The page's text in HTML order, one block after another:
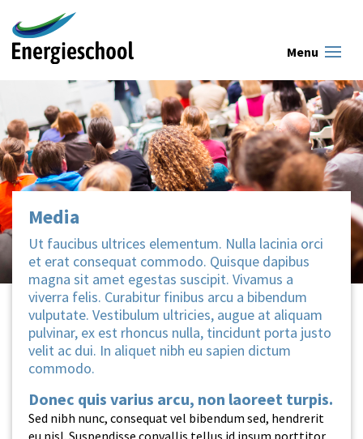
Media
Ut faucibus ultrices elementum. Nulla lacinia orci
et erat consequat commodo. Quisque dapibus
magna sit amet egestas suscipit. Vivamus a
viverra felis. Curabitur finibus arcu a bibendum
vulputate. Vestibulum ultricies, augue at aliquam
pulvinar, ex est rhoncus nulla, tincidunt porta justo
velit ac dui. In aliquet nibh eu sapien dictum
commodo.
Donec quis varius arcu, non laoreet turpis.
Sed nibh nunc, consequat vel bibendum sed, hendrerit
eu nisl. Suspendisse convallis tellus id ipsum porttitor